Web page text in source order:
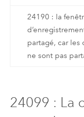
24190 : la
partagé, car les
ne sont pas
24099 : La